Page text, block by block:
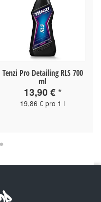
Tenzi Pro Detailing RLS 700
ml
13,90 €*
19,86 € pro 1 l